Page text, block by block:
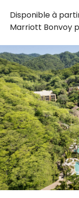
Disponible à
Marriott Bonvoy